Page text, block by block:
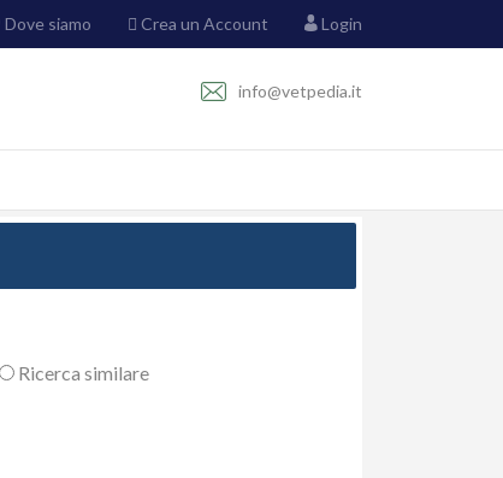
Dove siamo Crea un Account Login
info@vetpedia.it
Ricerca similare